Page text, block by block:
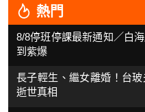
熱門
8/8停班停課最新通知／白
到紫爆
長子輕生、繼女離婚！台
逝世真相